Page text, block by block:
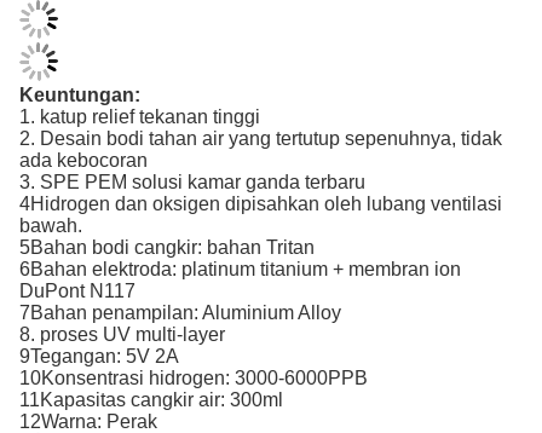
Keuntungan:
1. katup relief tekanan tinggi
2. Desain bodi tahan air yang tertutup sepenuhnya, tidak
ada kebocoran
3. SPE PEM solusi kamar ganda terbaru
4Hidrogen dan oksigen dipisahkan oleh lubang ventilasi
bawah.
5Bahan bodi cangkir: bahan Tritan
6Bahan elektroda: platinum titanium + membran ion
DuPont N117
7Bahan penampilan: Aluminium Alloy
8. proses UV multi-layer
9Tegangan: 5V 2A
10Konsentrasi hidrogen: 3000-6000PPB
11Kapasitas cangkir air: 300ml
12Warna: Perak